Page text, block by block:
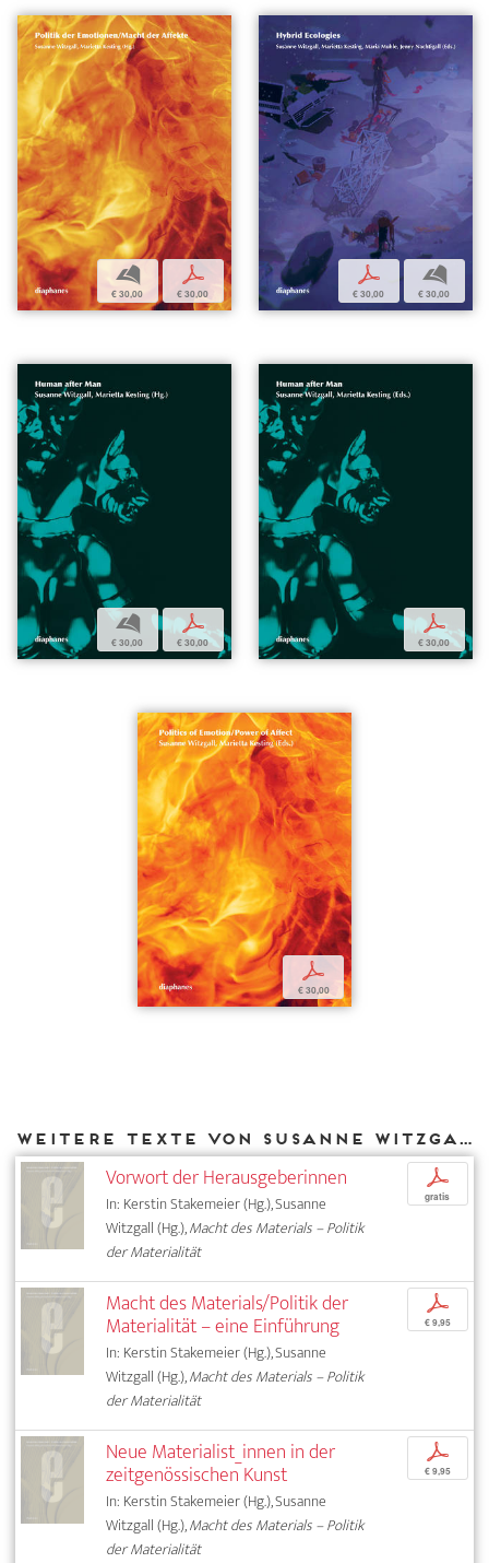
b
€ 30,00
p
€ 30,00
p
€ 30,00
b
€ 30,00
b
€ 30,00
p
€ 30,00
p
€ 30,00
p
€ 30,00
Weitere Texte von Susanne Witzgall bei DIAPHANES
Vorwort der Herausgeberinnen
In: Kerstin Stakemeier (Hg.), Susanne
Witzgall (Hg.),Macht des Materials – Politik
der Materialität
p
gratis
Macht des Materials/Politik der
Materialität – eine Einführung
In: Kerstin Stakemeier (Hg.), Susanne
Witzgall (Hg.),Macht des Materials – Politik
der Materialität
p
€ 9,95
Neue Materialist_innen in der
zeitgenössischen Kunst
In: Kerstin Stakemeier (Hg.), Susanne
Witzgall (Hg.),Macht des Materials – Politik
der Materialität
p
€ 9,95